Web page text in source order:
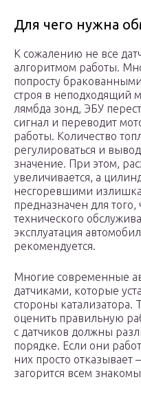
Для чего нужна
К сожалению не все
алгоритмом работы.
попросту
строя в неподходящий
лямбда зонд, ЭБУ
сигнал и переводит
работы. Количество
регулироваться и
значение. При этом,
увеличивается, а
несгоревшими
предназначен для того,
технического
эксплуатация
рекомендуется.
Многие современные
датчиками, которые
стороны катализатора.
оценить правильную
с датчиков должны
порядке. Если они
них просто отказывает
загорится всем